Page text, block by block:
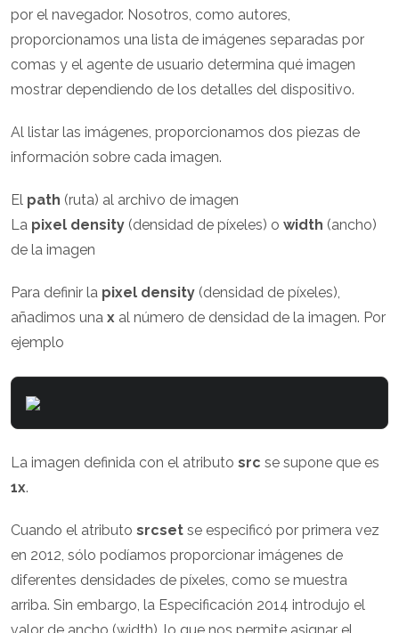
por el navegador. Nosotros, como autores,
proporcionamos una lista de imágenes separadas por
comas y el agente de usuario determina qué imagen
mostrar dependiendo de los detalles del dispositivo.
Al listar las imágenes, proporcionamos dos piezas de
información sobre cada imagen.
El path (ruta) al archivo de imagen
La pixel density (densidad de píxeles) o width (ancho)
de la imagen
Para definir la pixel density (densidad de píxeles),
añadimos una x al número de densidad de la imagen. Por
ejemplo
La imagen definida con el atributo src se supone que es
1x.
Cuando el atributo srcset se especificó por primera vez
en 2012, sólo podíamos proporcionar imágenes de
diferentes densidades de píxeles, como se muestra
arriba. Sin embargo, la Especificación 2014 introdujo el